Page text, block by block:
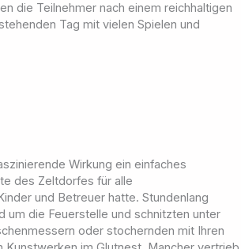
die Teilnehmer nach einem reichhaltigen
Tag mit vielen Spielen und
Wirkung ein einfaches
des Zeltdorfes für alle
und Betreuer hatte. Stundenlang
um die Feuerstelle und schnitzten unter
oder stochernden mit Ihren